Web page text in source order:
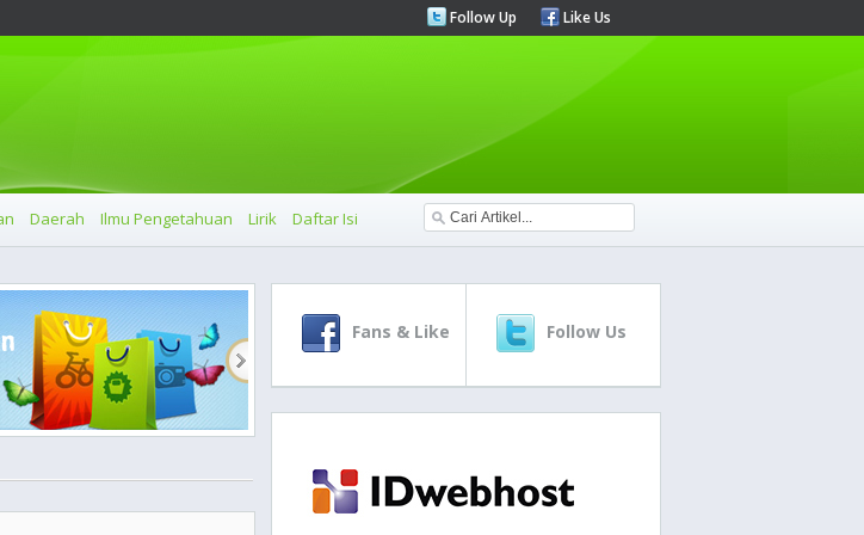
Follow Up Like Us
Daerah Ilmu Pengetahuan Lirik Daftar Isi
Fans & Like Follow Us